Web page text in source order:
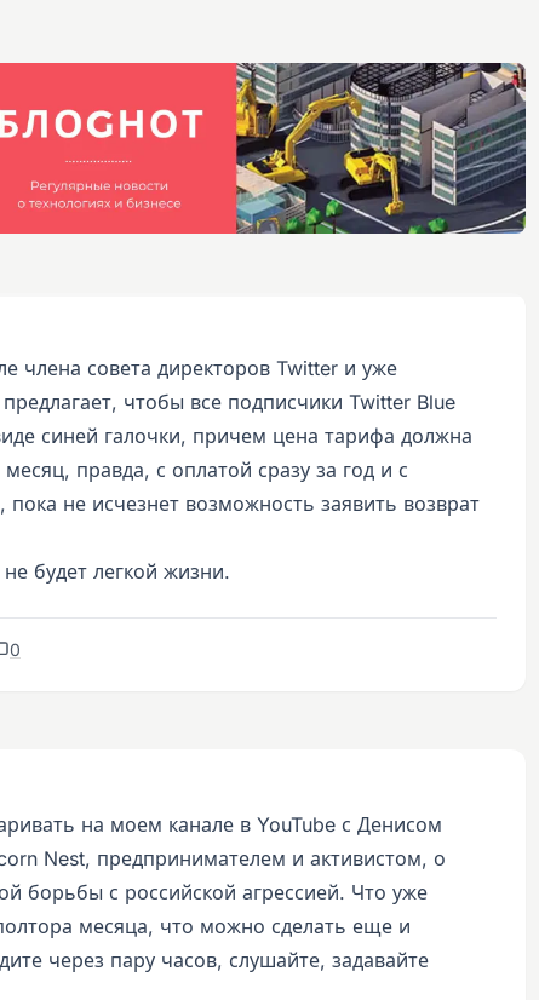
члена совета директоров Twitter и уже
чтобы все подписчики Twitter Blue
синей галочки, причем цена тарифа должна
правда, с оплатой сразу за год и с
не исчезнет возможность заявить возврат
будет легкой жизни.
0
на моем канале в YouTube с Денисом
Nest, предпринимателем и активистом, о
борьбы с российской агрессией. Что уже
месяца, что можно сделать еще и
через пару часов, слушайте, задавайте